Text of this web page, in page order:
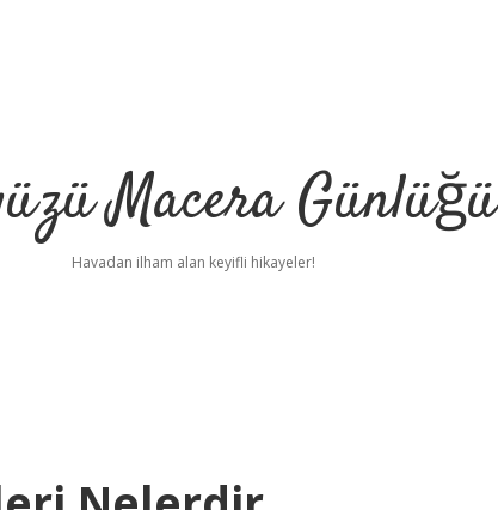
Macera Günlüğü
Havadan ilham alan keyifli hikayeler!